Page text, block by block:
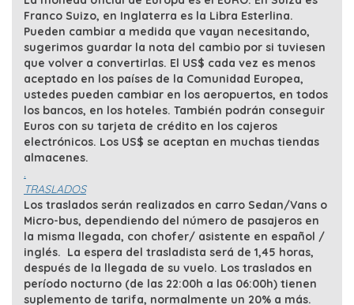
Franco Suizo, en Inglaterra es la Libra Esterlina.
Pueden cambiar a medida que vayan necesitando,
sugerimos guardar la nota del cambio por si tuviesen
que volver a convertirlas. El US$ cada vez es menos
aceptado en los países de la Comunidad Europea,
ustedes pueden cambiar en los aeropuertos, en todos
los bancos, en los hoteles. También podrán conseguir
Euros con su tarjeta de crédito en los cajeros
electrónicos. Los US$ se aceptan en muchas tiendas
almacenes.
.
TRASLADOS
Los traslados serán realizados en carro Sedan/Vans o
Micro-bus, dependiendo del número de pasajeros en
la misma llegada, con chofer/ asistente en español /
inglés. La espera del trasladista será de 1,45 horas,
después de la llegada de su vuelo. Los traslados en
período nocturno (de las 22:00h a las 06:00h) tienen
suplemento de tarifa, normalmente un 20% a más.